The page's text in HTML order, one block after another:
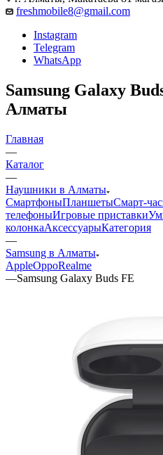
freshmobile8@gmail.com
Instagram
Telegram
WhatsApp
Samsung Galaxy
Алматы
Главная
—
Каталог
—
Наушники в Алматы
СмартфоныПланшетыСмарт-
телефоныИгровые приставки
колонкаАксессуарыКатегория
—
Samsung в Алматы
AppleOppoRealme
—Samsung Galaxy Buds FE